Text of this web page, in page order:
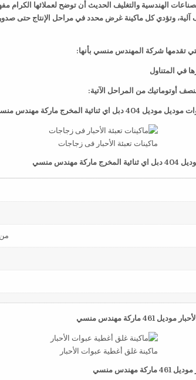
الهندسية والتغليف الحديث أن توضح لعملائها الكرام
وتؤدي كل ماكينة غرض محدد في مراحل الإنتاج حتى صدور
تقدمها شركة المهندس منسي بأنها:
في المتناول
أوتوماتيك من المراحل الآتية:
المخرج ماركة مهندس منسي
ماكينات تعبئة الأحبار فى زجاجات
منسي
من 1600 عبوة او كيس حتي 3400 عبوه او كيس في الساعة
ماركة مهندس منسي
ماكينة غلق أغطية عبوات الأحبار
منسي